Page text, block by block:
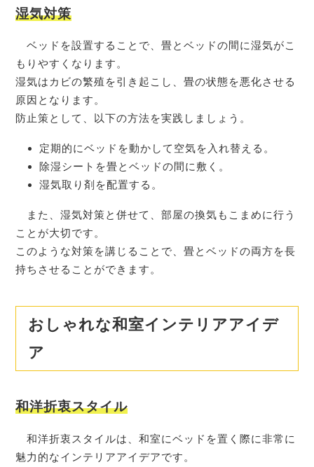
湿気対策
ベッドを設置することで、畳とベッドの間に湿気がこ
もりやすくなります。
湿気はカビの繁殖を引き起こし、畳の状態を悪化させる
原因となります。
防止策として、以下の方法を実践しましょう。
定期的にベッドを動かして空気を入れ替える。
除湿シートを畳とベッドの間に敷く。
湿気取り剤を配置する。
また、湿気対策と併せて、部屋の換気もこまめに行う
ことが大切です。
このような対策を講じることで、畳とベッドの両方を長
持ちさせることができます。
おしゃれな和室インテリアアイデ
ア
和洋折衷スタイル
和洋折衷スタイルは、和室にベッドを置く際に非常に
魅力的なインテリアアイデアです。